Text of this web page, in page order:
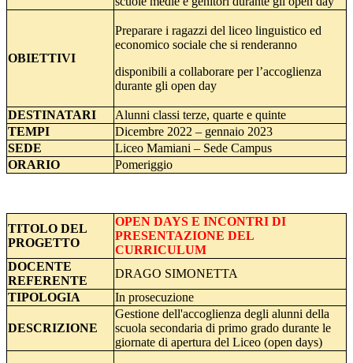
OBIETTIVI
Preparare i ragazzi del liceo linguistico ed
economico sociale che si renderanno
disponibili a collaborare per l’accoglienza
durante gli open day
DESTINATARI
Alunni classi terze, quarte e quinte
TEMPI
Dicembre 2022 – gennaio 2023
SEDE
Liceo Mamiani – Sede Campus
ORARIO
Pomeriggio
TITOLO DEL
PROGETTO
OPEN DAYS E INCONTRI DI
PRESENTAZIONE DEL
CURRICULUM
DOCENTE
REFERENTE
DRAGO SIMONETTA
TIPOLOGIA
In prosecuzione
DESCRIZIONE
Gestione dell'accoglienza degli alunni della
scuola secondaria di primo grado durante le
giornate di apertura del Liceo (open days)